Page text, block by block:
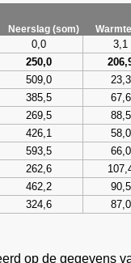
Neerslag (som)
0,0 3,1
250,0
509,0 23,3
385,5 67,6
269,5 88,5
426,1 58,0
593,5 66,0
262,6
462,2 90,5
324,6 87,0
op de gegevens